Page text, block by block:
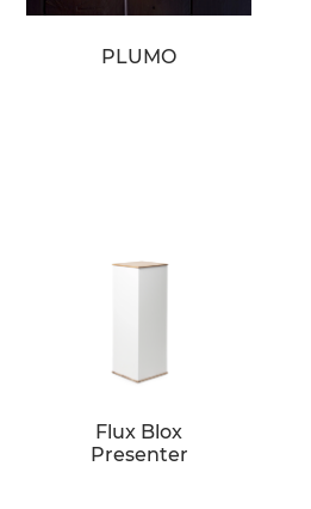
PLUMO
Flux Blox
Presenter